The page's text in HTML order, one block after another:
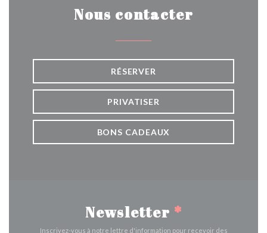
Nous contacter
RÉSERVER
PRIVATISER
BONS CADEAUX
Newsletter *
Inscrivez-vous à notre lettre d'information pour recevoir des